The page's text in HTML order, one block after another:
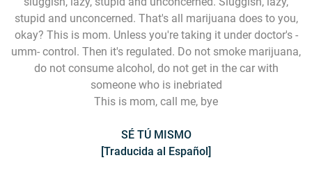
stupid and unconcerned. That's all marijuana does to you,
okay? This is mom. Unless you're taking it under doctor's -
umm- control. Then it's regulated. Do not smoke marijuana,
do not consume alcohol, do not get in the car with
someone who is inebriated
This is mom, call me, bye
SÉ TÚ MISMO
[Traducida al Español]